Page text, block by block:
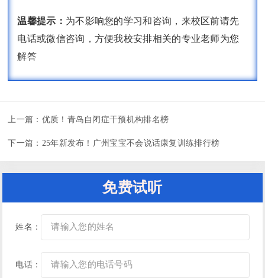
温馨提示： 为不影响您的学习和咨询，来校区前请先
电话或微信咨询，方便我校安排相关的专业老师为您
解答
上一篇： 优质！青岛自闭症干预机构排名榜
下一篇： 25年新发布！广州宝宝不会说话康复训练排行榜
免费试听
姓名：
电话：